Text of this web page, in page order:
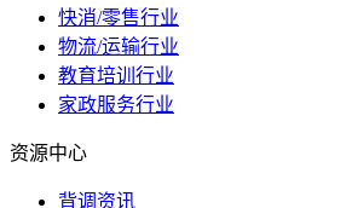
快消/零售行业
物流/运输行业
教育培训行业
家政服务行业
资源中心
背调资讯